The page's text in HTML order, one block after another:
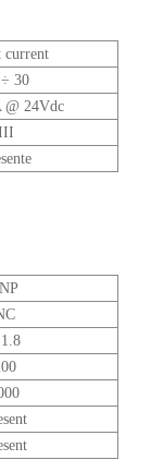
current
30
@ 24Vdc